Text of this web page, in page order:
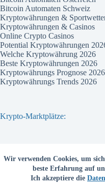
Wir verwenden Cookies, um
beste Erfahrung auf
Ich akzeptiere die
Bitcoin Automaten Schweiz
Kryptowährungen &
Kryptowährungen & Casinos
Online Crypto Casinos
Potential Kryptowährungen
Welche Kryptowährung 2026
Beste Kryptowährungen 2026
Kryptowährungs Prognose 2026
Kryptowährungs Trends 2026
Krypto-Marktplätze:
Bitpanda
Bitcoin.de